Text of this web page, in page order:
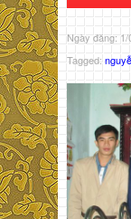
Ngày đăng:
Tagged: